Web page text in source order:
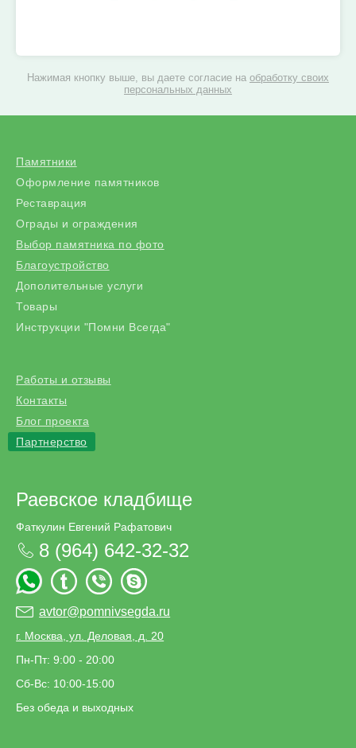
Нажимая кнопку выше, вы даете согласие на обработку своих
персональных данных
Памятники
Оформление памятников
Реставрация
Ограды и ограждения
Выбор памятника по фото
Благоустройство
Дополительные услуги
Товары
Инструкции "Помни Всегда"
Работы и отзывы
Контакты
Блог проекта
Партнерство
Раевское кладбище
Фаткулин Евгений Рафатович
8 (964) 642-32-32
avtor@pomnivsegda.ru
г. Москва, ул. Деловая, д. 20
Пн-Пт: 9:00 - 20:00
Сб-Вс: 10:00-15:00
Без обеда и выходных